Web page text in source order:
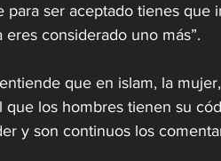
para ser aceptado tienes que
considerado uno más”.
que en islam, la
que los hombres tienen su
y son continuos los